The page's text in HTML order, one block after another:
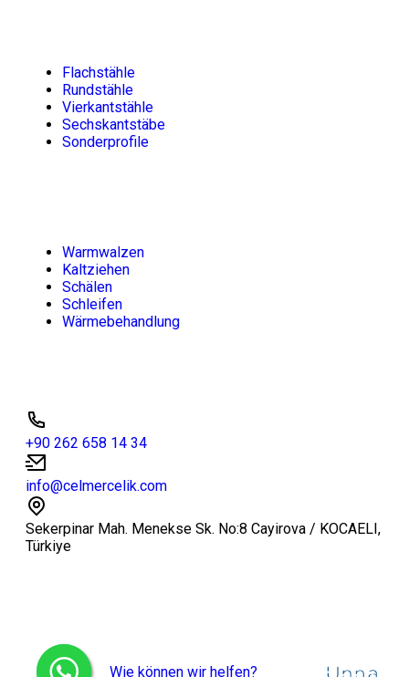
Flachstähle
Rundstähle
Vierkantstähle
Sechskantstäbe
Sonderprofile
Warmwalzen
Kaltziehen
Schälen
Schleifen
Wärmebehandlung
+90 262 658 14 34
info@celmercelik.com
Sekerpinar Mah. Menekse Sk. No:8 Cayirova / KOCAELI,
Türkiye
Wie können wir helfen?